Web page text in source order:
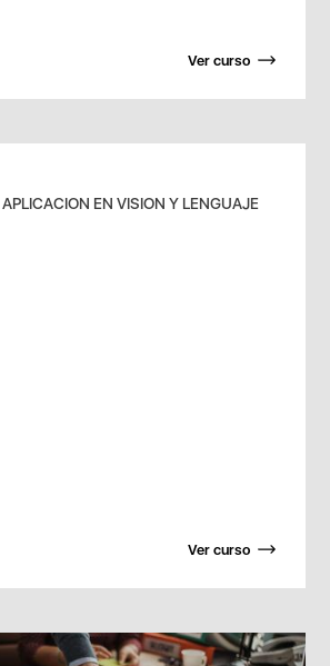
Ver curso
EN VISION Y LENGUAJE
Ver curso